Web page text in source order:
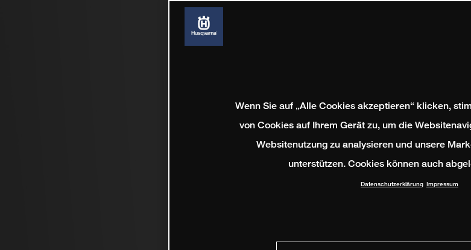
Wenn Sie auf „Alle Cookies akzeptieren“ klicken,
von Cookies auf Ihrem Gerät zu, um die
Websitenutzung zu analysieren und unsere
unterstützen. Cookies können auch
Datenschutzerklärung Impressum